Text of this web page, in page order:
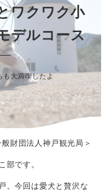
ワクワク小
デルコース
も大満喫したよ
財団法人神戸観光局＞
部です。
。今回は愛犬と贅沢な